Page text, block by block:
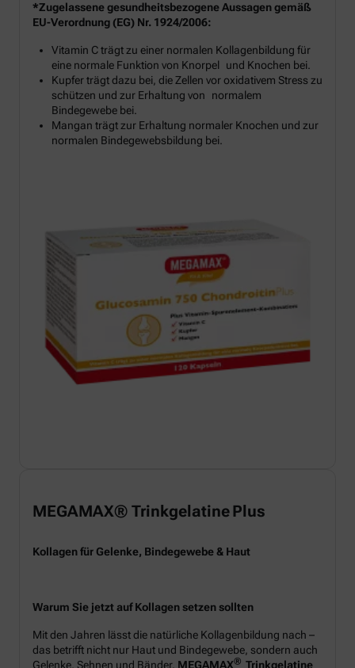
*Zugelassene gesundheitsbezogene Aussagen gemäß
EU-Verordnung (EG) Nr. 1924/2006:
Vitamin C trägt zu einer normalen Kollagenbildung für
eine normale Funktion von Knorpel und Knochen bei.
Kupfer trägt dazu bei, die Zellen vor oxidativem Stress zu
schützen und zur Erhaltung von normalem
Bindegewebe bei.
Mangan trägt zur Erhaltung normaler Knochen und zur
normalen Bindegewebsbildung bei.
MEGAMAX® Trinkgelatine Plus
Kollagen für Gelenke, Bindegewebe & Haut
Warum Sie jetzt auf Kollagen setzen sollten
Mit den Jahren lässt die natürliche Kollagenbildung nach –
das betrifft nicht nur Haut und Bindegewebe, sondern auch
Gelenke, Sehnen und Bänder. MEGAMAX® Trinkgelatine